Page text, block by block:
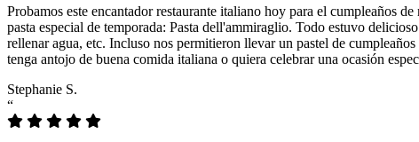
Probamos este encantador restaurante italiano hoy para el cumpleaños
pasta especial de temporada: Pasta dell'ammiraglio. Todo estuvo
rellenar agua, etc. Incluso nos permitieron llevar un pastel de
tenga antojo de buena comida italiana o quiera celebrar una ocasión
Stephanie S.
“